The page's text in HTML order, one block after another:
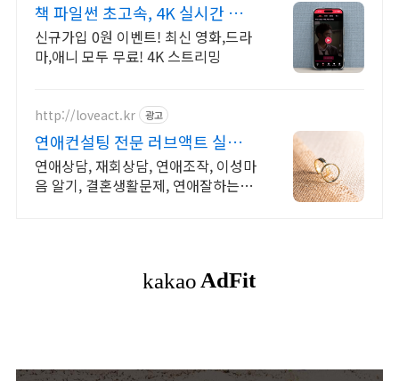
책 파일썬 초고속, 4K 실시간 보
기!
신규가입 0원 이벤트! 최신 영화,드라
마,애니 모두 무료! 4K 스트리밍
http://loveact.kr 광고
연애컨설팅 전문 러브액트 실전경
험이 가장 많은 업체
연애상담, 재회상담, 연애조작, 이성마
음 알기, 결혼생활문제, 연애잘하는법